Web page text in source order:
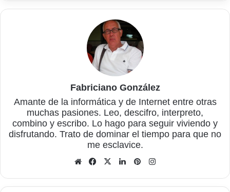
Fabriciano González
Amante de la informática y de Internet entre otras
muchas pasiones. Leo, descifro, interpreto,
combino y escribo. Lo hago para seguir viviendo y
disfrutando. Trato de dominar el tiempo para que no
me esclavice.
Sitio
Facebook
X LinkedInPinterest